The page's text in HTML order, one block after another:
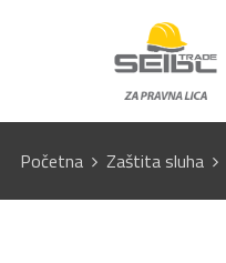
Početna Zaštita sluha